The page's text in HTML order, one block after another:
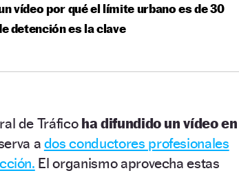
vídeo por qué el límite urbano es de 30
detención es la clave
de Tráfico ha difundido un vídeo en
a dos conductores profesionales
El organismo aprovecha estas